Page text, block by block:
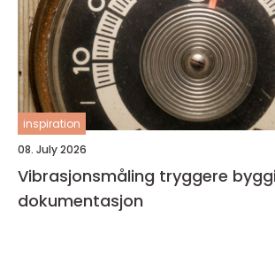
inspiration
08. July 2026
Vibrasjonsmåling tryggere bygging og bedre
dokumentasjon